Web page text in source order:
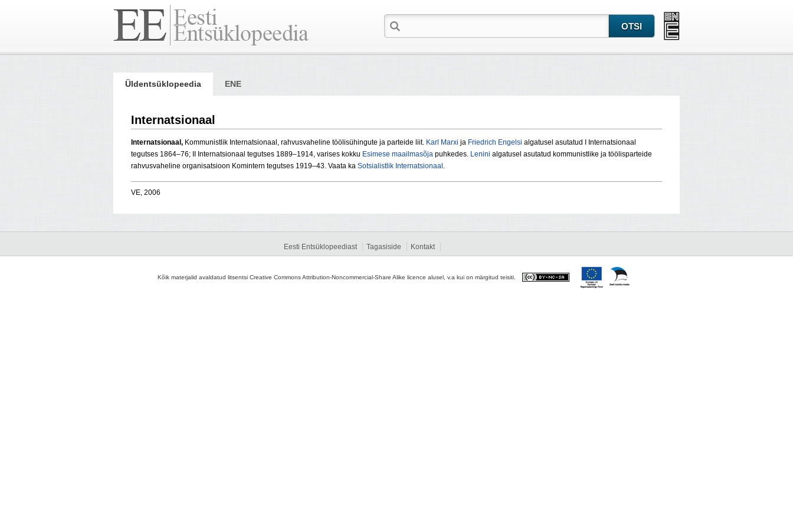
Üldentsüklopeedia ENE
Internatsionaal
Internatsionaal, Kommunistlik Internatsionaal, rahvusvaheline töölisühingute ja parteide liit. Karl Marxi ja Friedrich Engelsi algatusel asutatud I Internatsionaal
tegutses 1864–76; II Internatsionaal tegutses 1889–1914, varises kokku Esimese maailmasõja puhkedes. Lenini algatusel asutatud kommunistlike ja töölisparteide
rahvusvaheline organisatsioon Komintern tegutses 1919–43. Vaata ka Sotsialistlik Internatsionaal .
VE, 2006
Eesti Entsüklopeediast Tagasiside Kontakt
Kõik materjalid avaldatud litsentsi Creative Commons Attribution-Noncommercial-Share Alike licence alusel, v.a kui on märgitud teisiti.